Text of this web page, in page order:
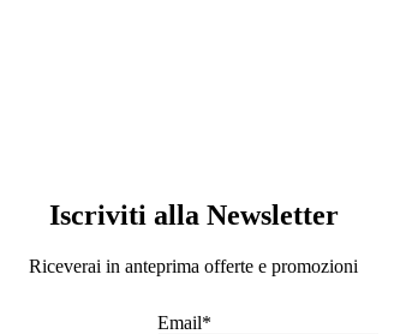
Iscriviti alla Newsletter
Riceverai in anteprima offerte e promozioni
Email*